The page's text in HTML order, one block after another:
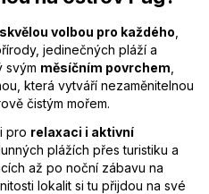
volbou pro každého
jedinečných pláží a
svým měsíčním povrchem
která vytváří nezaměnitelnou
čistým mořem.
pro relaxaci i aktivní
plážích přes turistiku a
až po noční zábavu na
lokalit si tu přijdou na své